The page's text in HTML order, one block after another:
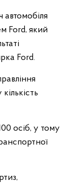
автомобіля
Ford, який
Ford.
осіб, у тому